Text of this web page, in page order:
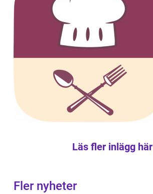
Läs fler inlägg här
Fler nyheter